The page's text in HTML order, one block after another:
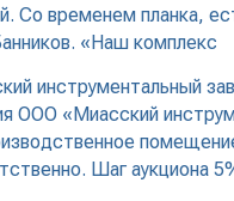
Со временем планка,
«Наш комплекс
инструментальный
ООО «Миасский
Шаг аукциона